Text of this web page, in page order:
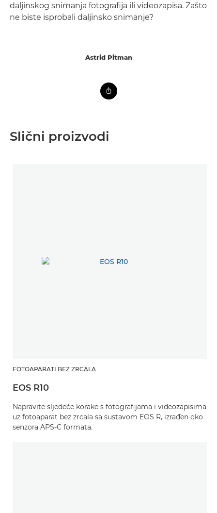
daljinskog snimanja fotografija ili videozapisa. Zašto
ne biste isprobali daljinsko snimanje?
Astrid Pitman
Slični proizvodi
FOTOAPARATI BEZ ZRCALA
EOS R10
Napravite sljedeće korake s fotografijama i videozapisima
uz fotoaparat bez zrcala sa sustavom EOS R, izrađen oko
senzora APS-C formata.